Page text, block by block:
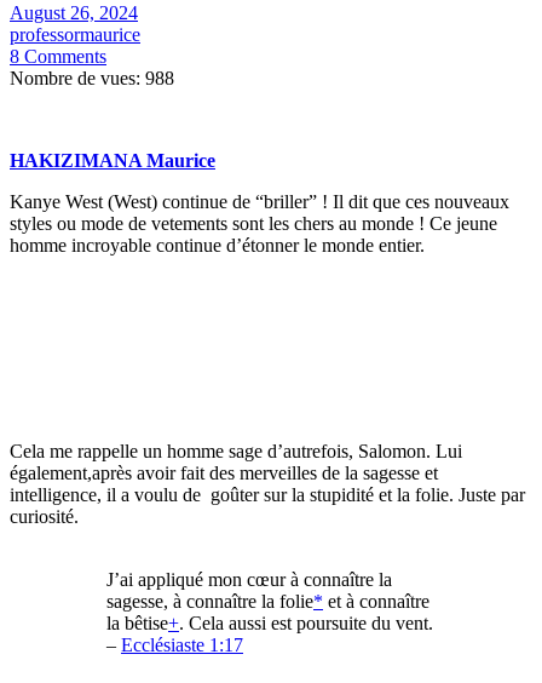
August 26, 2024
professormaurice
8 Comments
Nombre de vues: 988
HAKIZIMANA Maurice
Kanye West (West) continue de “briller” ! Il dit que ces nouveaux
styles ou mode de vetements sont les chers au monde ! Ce jeune
homme incroyable continue d’étonner le monde entier.
Cela me rappelle un homme sage d’autrefois, Salomon. Lui
également,après avoir fait des merveilles de la sagesse et
intelligence, il a voulu de goûter sur la stupidité et la folie. Juste par
curiosité.
J’ai appliqué mon cœur à connaître la
sagesse, à connaître la folie* et à connaître
la bêtise+. Cela aussi est poursuite du vent.
– Ecclésiaste 1:17